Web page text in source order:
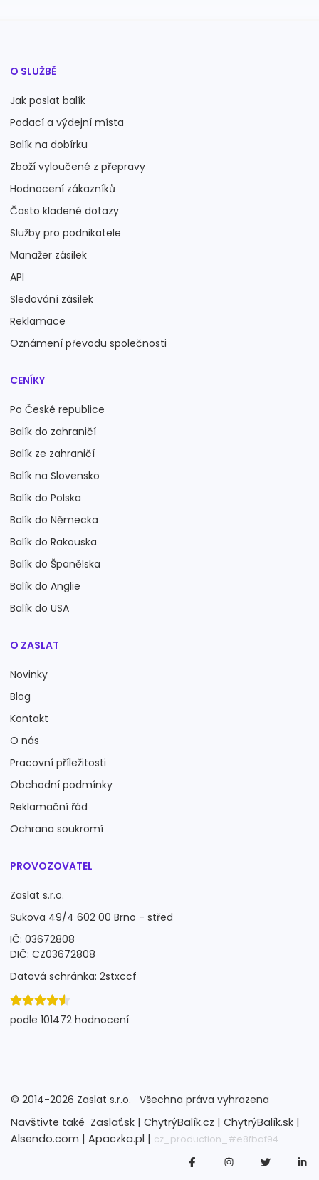
O SLUŽBĚ
Jak poslat balík
Podací a výdejní místa
Balík na dobírku
Zboží vyloučené z přepravy
Hodnocení zákazníků
Často kladené dotazy
Služby pro podnikatele
Manažer zásilek
API
Sledování zásilek
Reklamace
Oznámení převodu společnosti
CENÍKY
Po České republice
Balík do zahraničí
Balík ze zahraničí
Balík na Slovensko
Balík do Polska
Balík do Německa
Balík do Rakouska
Balík do Španělska
Balík do Anglie
Balík do USA
O ZASLAT
Novinky
Blog
Kontakt
O nás
Pracovní příležitosti
Obchodní podmínky
Reklamační řád
Ochrana soukromí
PROVOZOVATEL
Zaslat s.r.o.
Sukova 49/4 602 00 Brno - střed
IČ: 03672808
DIČ: CZ03672808
Datová schránka: 2stxccf
podle 101472 hodnocení
© 2014-2026 Zaslat s.r.o.
Všechna práva vyhrazena
Navštivte také Zaslať.sk | ChytrýBalík.cz | ChytrýBalík.sk |
Alsendo.com | Apaczka.pl | cz_production_#e8fbaf94